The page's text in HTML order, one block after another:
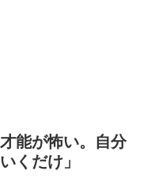
能が怖い。自分
くだけ」